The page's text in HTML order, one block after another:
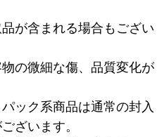
が含まれる場合もござい
の微細な傷、品質変化が
ック系商品は通常の封入
ざいます。